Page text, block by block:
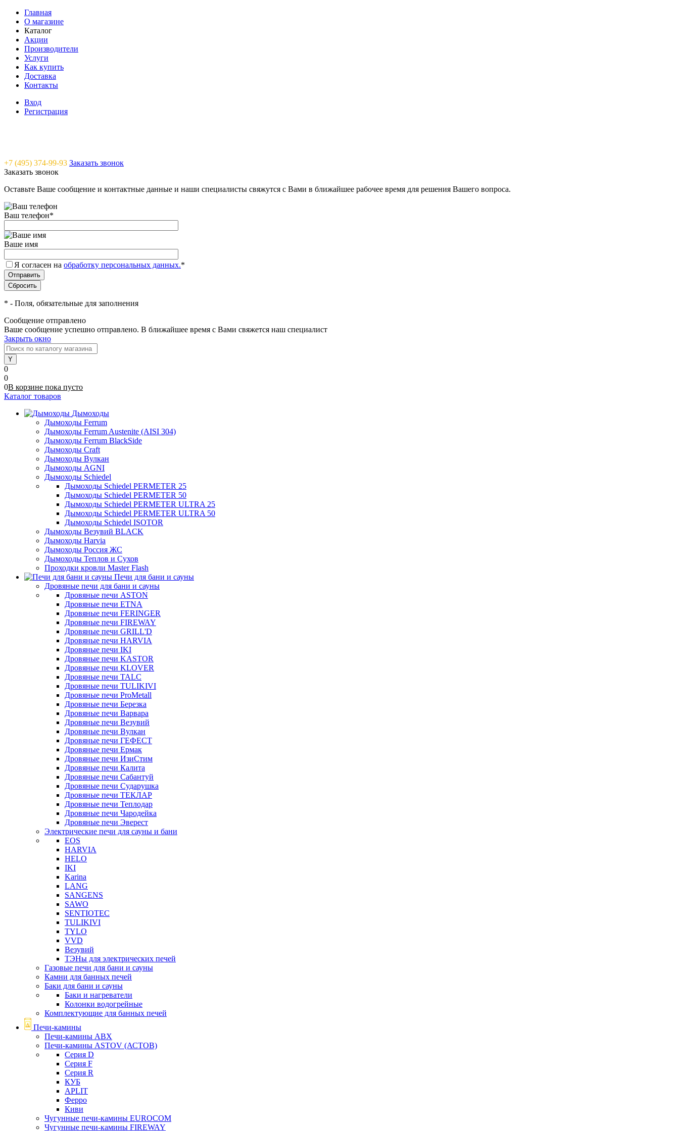
Главная
О магазине
Каталог
Акции
Производители
Услуги
Как купить
Доставка
Контакты
Вход
Регистрация
+7 (495) 374-99-93 Заказать звонок
Заказать звонок
Оставьте Ваше сообщение и контактные данные и наши специалисты свяжутся с Вами в ближайшее рабочее время для решения Вашего вопроса.
Ваш телефон*
Ваше имя
Я согласен на обработку персональных данных.*
* - Поля, обязательные для заполнения
Сообщение отправлено
Ваше сообщение успешно отправлено. В ближайшее время с Вами свяжется наш специалист
Закрыть окно
0
0
0В корзине пока пусто
Каталог товаров
Дымоходы
Дымоходы Ferrum
Дымоходы Ferrum Austenite (AISI 304)
Дымоходы Ferrum BlackSide
Дымоходы Craft
Дымоходы Вулкан
Дымоходы AGNI
Дымоходы Schiedel
Дымоходы Schiedel PERMETER 25
Дымоходы Schiedel PERMETER 50
Дымоходы Schiedel PERMETER ULTRA 25
Дымоходы Schiedel PERMETER ULTRA 50
Дымоходы Schiedel ISOTOR
Дымоходы Везувий BLACK
Дымоходы Harvia
Дымоходы Россия ЖС
Дымоходы Теплов и Сухов
Проходки кровли Master Flash
Печи для бани и сауны
Дровяные печи для бани и сауны
Дровяные печи ASTON
Дровяные печи ETNA
Дровяные печи FERINGER
Дровяные печи FIREWAY
Дровяные печи GRILL'D
Дровяные печи HARVIA
Дровяные печи IKI
Дровяные печи KASTOR
Дровяные печи KLOVER
Дровяные печи TALC
Дровяные печи TULIKIVI
Дровяные печи ProMetall
Дровяные печи Березка
Дровяные печи Варвара
Дровяные печи Везувий
Дровяные печи Вулкан
Дровяные печи ГЕФЕСТ
Дровяные печи Ермак
Дровяные печи ИзиСтим
Дровяные печи Калита
Дровяные печи Сабантуй
Дровяные печи Сударушка
Дровяные печи ТЕКЛАР
Дровяные печи Теплодар
Дровяные печи Чародейка
Дровяные печи Эверест
Электрические печи для сауны и бани
EOS
HARVIA
HELO
IKI
Karina
LANG
SANGENS
SAWO
SENTIOTEC
TULIKIVI
TYLO
VVD
Везувий
ТЭНы для электрических печей
Газовые печи для бани и сауны
Камни для банных печей
Баки для бани и сауны
Баки и нагреватели
Колонки водогрейные
Комплектующие для банных печей
Печи-камины
Печи-камины ABX
Печи-камины ASTOV (АСТОВ)
Серия D
Серия F
Серия R
КУБ
APLIT
Ферро
Киви
Чугунные печи-камины EUROCOM
Чугунные печи-камины FIREWAY